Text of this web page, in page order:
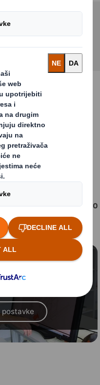
da odgovore na
potrošača s održivim
potrebna našem
i snažno vodstvo u
pokreće i zbog čega
ambalaže za
tome što ambalaža
koji se mijenja.
održivih
našim kupcima da brzo
navikama.
morate uključiti